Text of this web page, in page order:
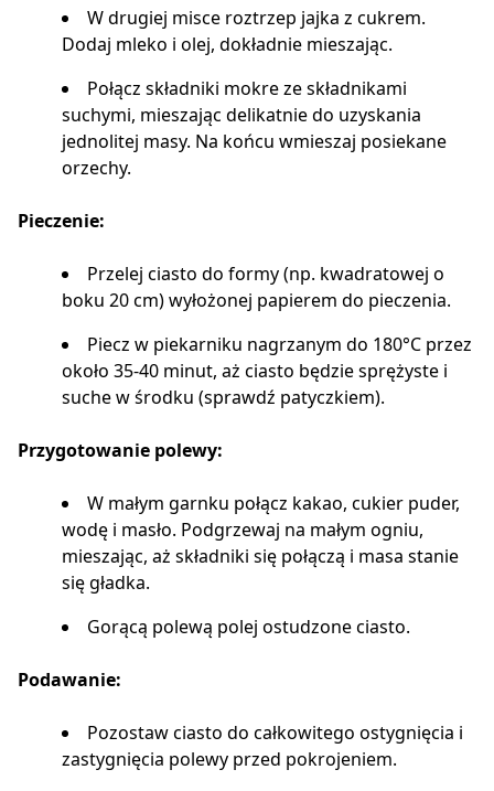
W drugiej misce roztrzep jajka z cukrem.
Dodaj mleko i olej, dokładnie mieszając.
Połącz składniki mokre ze składnikami
suchymi, mieszając delikatnie do uzyskania
jednolitej masy. Na końcu wmieszaj posiekane
orzechy.
Pieczenie:
Przelej ciasto do formy (np. kwadratowej o
boku 20 cm) wyłożonej papierem do pieczenia.
Piecz w piekarniku nagrzanym do 180°C przez
około 35-40 minut, aż ciasto będzie sprężyste i
suche w środku (sprawdź patyczkiem).
Przygotowanie polewy:
W małym garnku połącz kakao, cukier puder,
wodę i masło. Podgrzewaj na małym ogniu,
mieszając, aż składniki się połączą i masa stanie
się gładka.
Gorącą polewą polej ostudzone ciasto.
Podawanie:
Pozostaw ciasto do całkowitego ostygnięcia i
zastygnięcia polewy przed pokrojeniem.